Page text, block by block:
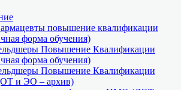
повышение квалификации
форма обучения)
Повышение Квалификации
форма обучения)
Повышение Квалификации
и ЭО – архив)